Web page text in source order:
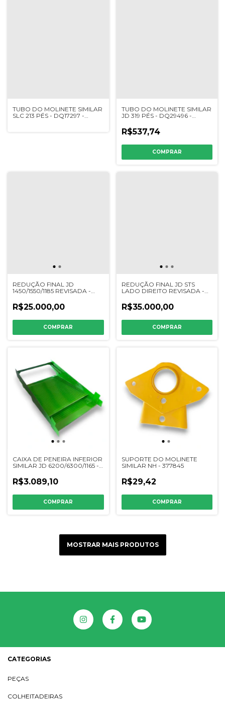
TUBO DO MOLINETE SIMILAR
SLC 213 PÉS - DQ17297 -
TUBO DO MOLINETE SIMILAR
JD 319 PÉS - DQ29496 -
R$537,74
REDUÇÃO FINAL JD
1450/1550/1185 REVISADA -
R$25.000,00
REDUÇÃO FINAL JD STS
LADO DIREITO REVISADA -
AH224518
R$35.000,00
CAIXA DE PENEIRA INFERIOR
SIMILAR JD 6200/6300/1165 -
DQ65239
R$3.089,10
SUPORTE DO MOLINETE
SIMILAR NH - 377845
R$29,42
MOSTRAR MAIS PRODUTOS
CATEGORIAS
PEÇAS
COLHEITADEIRAS